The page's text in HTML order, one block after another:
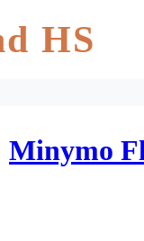
HS
Minymo